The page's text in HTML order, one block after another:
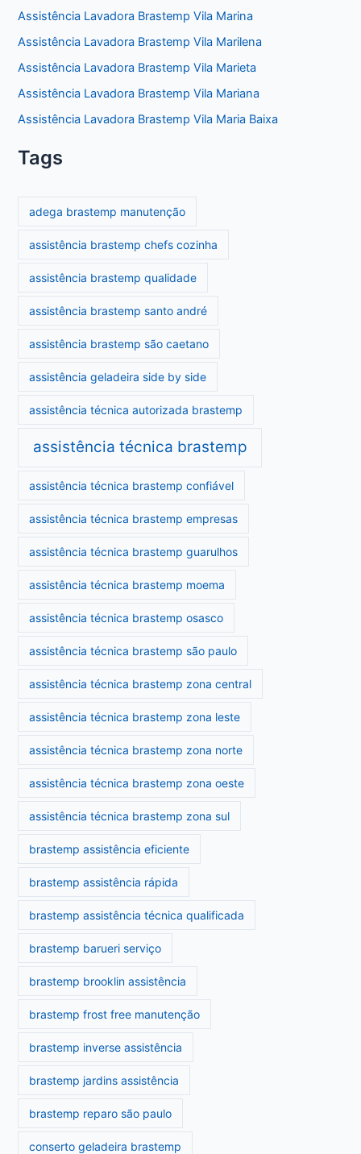
Assistência Lavadora Brastemp Vila Marina
Assistência Lavadora Brastemp Vila Marilena
Assistência Lavadora Brastemp Vila Marieta
Assistência Lavadora Brastemp Vila Mariana
Assistência Lavadora Brastemp Vila Maria Baixa
Tags
adega brastemp manutenção
assistência brastemp chefs cozinha
assistência brastemp qualidade
assistência brastemp santo andré
assistência brastemp são caetano
assistência geladeira side by side
assistência técnica autorizada brastemp
assistência técnica brastemp
assistência técnica brastemp confiável
assistência técnica brastemp empresas
assistência técnica brastemp guarulhos
assistência técnica brastemp moema
assistência técnica brastemp osasco
assistência técnica brastemp são paulo
assistência técnica brastemp zona central
assistência técnica brastemp zona leste
assistência técnica brastemp zona norte
assistência técnica brastemp zona oeste
assistência técnica brastemp zona sul
brastemp assistência eficiente
brastemp assistência rápida
brastemp assistência técnica qualificada
brastemp barueri serviço
brastemp brooklin assistência
brastemp frost free manutenção
brastemp inverse assistência
brastemp jardins assistência
brastemp reparo são paulo
conserto geladeira brastemp